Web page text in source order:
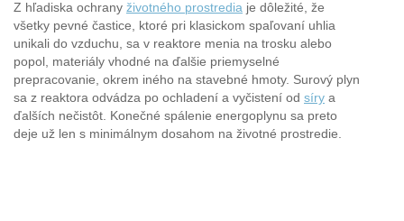
Z hľadiska ochrany životného prostredia je dôležité, že
všetky pevné častice, ktoré pri klasickom spaľovaní uhlia
unikali do vzduchu, sa v reaktore menia na trosku alebo
popol, materiály vhodné na ďalšie priemyselné
prepracovanie, okrem iného na stavebné hmoty. Surový plyn
sa z reaktora odvádza po ochladení a vyčistení od síry a
ďalších nečistôt. Konečné spálenie energoplynu sa preto
deje už len s minimálnym dosahom na životné prostredie.